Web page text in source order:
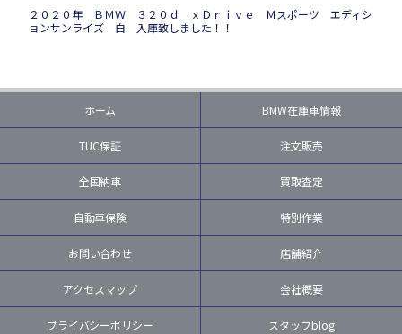
２０２０年 ＢＭＷ ３２０ｄ ｘＤｒｉｖｅ Ｍスポーツ エディシ
ョンサンライズ 白 入庫致しました！！
ホーム BMW在庫車情報
TUC保証 注文販売
全国納車 買取査定
自動車保険 特別作業
お問い合わせ 店舗紹介
アクセスマップ 会社概要
プライバシーポリシー スタッフblog